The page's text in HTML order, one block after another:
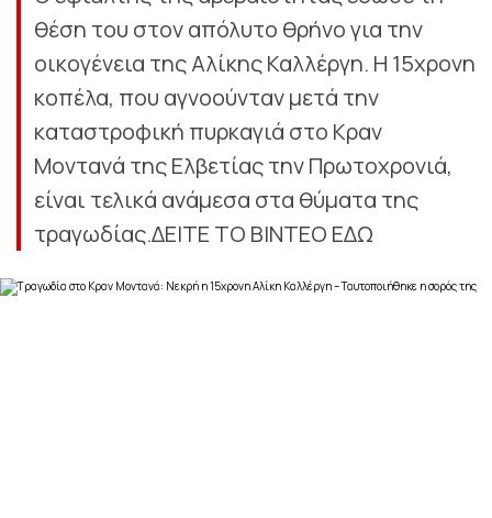
θέση του στον απόλυτο θρήνο για την
οικογένεια της Αλίκης Καλλέργη. Η 15χρονη
κοπέλα, που αγνοούνταν μετά την
καταστροφική πυρκαγιά στο Κραν
Μοντανά της Ελβετίας την Πρωτοχρονιά,
είναι τελικά ανάμεσα στα θύματα της
τραγωδίας.ΔΕΙΤΕ ΤΟ ΒΙΝΤΕΟ ΕΔΩ